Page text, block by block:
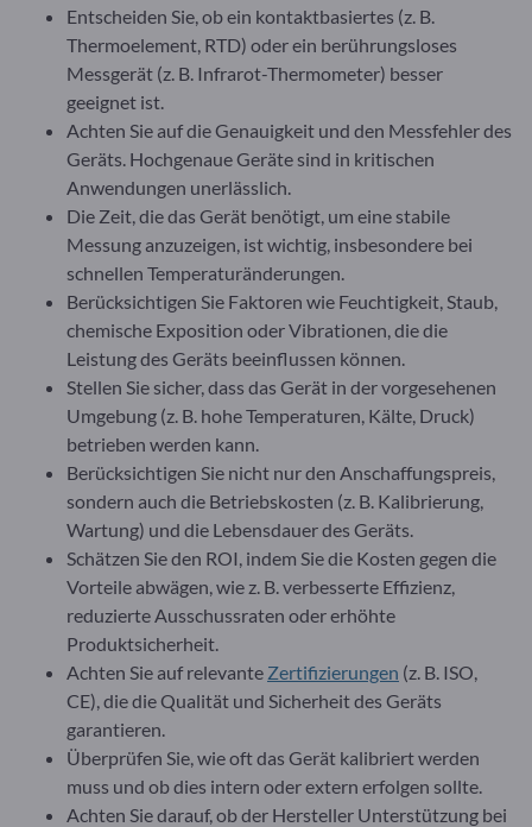
Entscheiden Sie, ob ein kontaktbasiertes (z. B.
Thermoelement, RTD) oder ein berührungsloses
Messgerät (z. B. Infrarot-Thermometer) besser
geeignet ist.
Achten Sie auf die Genauigkeit und den Messfehler des
Geräts. Hochgenaue Geräte sind in kritischen
Anwendungen unerlässlich.
Die Zeit, die das Gerät benötigt, um eine stabile
Messung anzuzeigen, ist wichtig, insbesondere bei
schnellen Temperaturänderungen.
Berücksichtigen Sie Faktoren wie Feuchtigkeit, Staub,
chemische Exposition oder Vibrationen, die die
Leistung des Geräts beeinflussen können.
Stellen Sie sicher, dass das Gerät in der vorgesehenen
Umgebung (z. B. hohe Temperaturen, Kälte, Druck)
betrieben werden kann.
Berücksichtigen Sie nicht nur den Anschaffungspreis,
sondern auch die Betriebskosten (z. B. Kalibrierung,
Wartung) und die Lebensdauer des Geräts.
Schätzen Sie den ROI, indem Sie die Kosten gegen die
Vorteile abwägen, wie z. B. verbesserte Effizienz,
reduzierte Ausschussraten oder erhöhte
Produktsicherheit.
Achten Sie auf relevante Zertifizierungen (z. B. ISO,
CE), die die Qualität und Sicherheit des Geräts
garantieren.
Überprüfen Sie, wie oft das Gerät kalibriert werden
muss und ob dies intern oder extern erfolgen sollte.
Achten Sie darauf, ob der Hersteller Unterstützung bei